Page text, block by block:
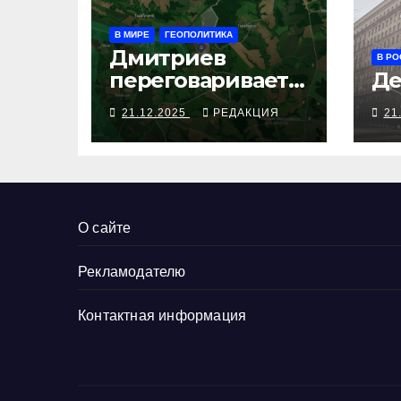
В МИРЕ ГЕОПОЛИТИКА
Дмитриев
переговариваетс
я в Майами,
Макрон
собирается
под Покровском
атак
21.12.2025 РЕДАКЦИЯ
В
О сайте
Рекламодателю
Контактная информация